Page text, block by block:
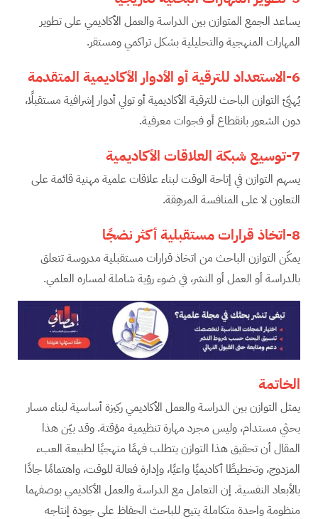
يساعد الجمع المتوازن بين الدراسة والعمل الأكاديمي على تطوير
المهارات المنهجية والتحليلية بشكل تراكمي ومستقر.
6-الاستعداد للترقية أو الأدوار الأكاديمية المتقدمة
يُهيّئ التوازن الباحث للترقية الأكاديمية أو تولي أدوار إشرافية مستقبلًا،
دون الشعور بانقطاع أو فجوات معرفية.
7-توسيع شبكة العلاقات الأكاديمية
يسهم التوازن في إتاحة الوقت لبناء علاقات علمية مهنية قائمة على
التعاون لا على المنافسة المرهِقة.
8-اتخاذ قرارات مستقبلية أكثر نضجًا
يمكّن التوازن الباحث من اتخاذ قرارات مستقبلية مدروسة تتعلق
بالدراسة أو العمل أو النشر، في ضوء رؤية شاملة لمساره العلمي.
الخاتمة
يمثل التوازن بين الدراسة والعمل الأكاديمي ركيزة أساسية لبناء مسار
بحثي مستدام، وليس مجرد مهارة تنظيمية مؤقتة. وقد بيّن هذا
المقال أن تحقيق هذا التوازن يتطلب فهمًا منهجيًا لطبيعة العبء
المزدوج، وتخطيطًا أكاديميًا واعيًا، وإدارة فعالة للوقت، واهتمامًا جادًا
بالأبعاد النفسية. إن التعامل مع الدراسة والعمل الأكاديمي بوصفهما
منظومة واحدة متكاملة يتيح للباحث الحفاظ على جودة إنتاجه